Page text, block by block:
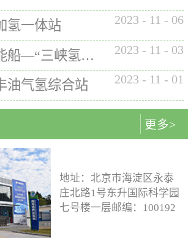
数表常规工作压力等级35MPa /
70MPa / 35&70MPa流量范围
0.1~7.2 kg/min计量精度±1%可
选加氢枪TK16或TK17或TK25
加氢枪数量单枪或双枪红外通
讯可选配预冷可选配防爆等级
（参考）II 3 G Ex h ia db mb eb
26990、GB/T 29126、GB/T
24549等标准。公司车载氢系统
氢系统主要包括加氢模块、储
氢模块、供氢模块以及控制模
块。车载储供氢系统所有管
路、阀门及接头等采用不与高
压氢气介质发生化学反应的材
料。电气元件及线束均具有防
水、阻燃防爆的功能；车载储
供氢系统及其附属零部件均通
过高低温、盐雾、IP防护等级
等相关型式试验，以保证氢系
统的安全性及稳定性；氢系统
支架、加注口等均通过检验验
证；系统具备防过压、防过
国内、欧盟、日本等地得到应
用。撬装一体式制氢、储氢、
地小，节省空间，维护维修方
便。2. 各模块紧密融合，运行
效率高。3. 节能环保。撬装一
体式装置性能参数表制氢能力
500Nm3以下加氢等级
100~1000kg/d氢气压缩额定工作
压力45MPa/87.5MPa氢气加注额
定工作压力35MPa/70MPa环境
温度-40~+50℃参考标准T/ZSA
235-2024, GB50516, GB 50177,
GB/T 43674, IEC 60069, EN ISO
80079等。
氢一体站 2023 - 11 - 06
国内首艘氢能船—“三峡氢舟1”号船载氢系统 2023 - 11 - 03
油气氢综合站 2023 - 11 - 01
更多>
地址：北京市海淀区永泰
庄北路1号东升国际科学园
七号楼一层邮编：100192